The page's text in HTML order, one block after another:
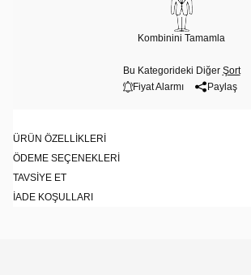
Kombinini Tamamla
Bu Kategorideki Diğer Şort
Fiyat Alarmı
Paylaş
ÜRÜN ÖZELLIKLERI
ÖDEME SEÇENEKLERI
TAVSIYE ET
İADE KOŞULLARI